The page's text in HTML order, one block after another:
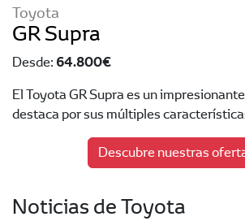
Toyota
GR Supra
Desde: 64.800 €
El Toyota GR Supra es un
destaca por sus múltiples
Descubre nuestras
Noticias de Toyota